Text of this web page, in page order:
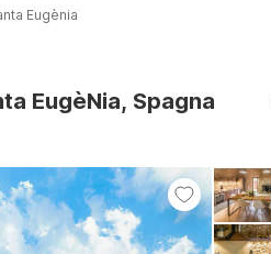
Eugènia
EugèNia, Spagna